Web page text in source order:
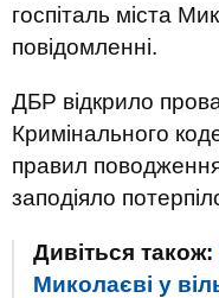
госпіталь міста
повідомленні.
ДБР відкрило
Кримінального
правил
заподіяло
Дивіться також:
Миколаєві у